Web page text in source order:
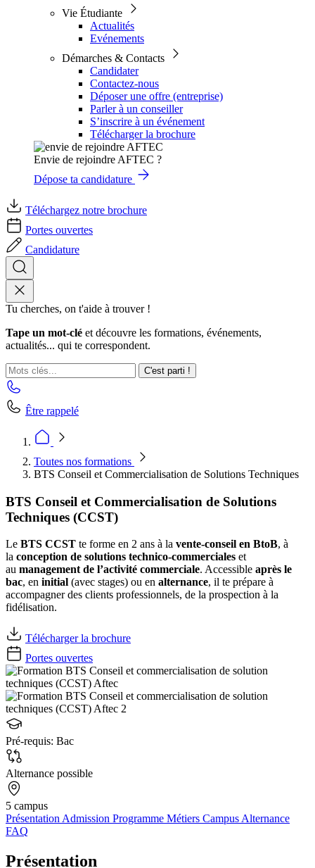
Vie Étudiante
Actualités
Evénements
Démarches & Contacts
Candidater
Contactez-nous
Déposer une offre (entreprise)
Parler à un conseiller
S’inscrire à un événement
Télécharger la brochure
Envie de rejoindre AFTEC ?
Dépose ta candidature
Téléchargez notre brochure
Portes ouvertes
Candidature
Tu cherches, on t'aide à trouver !
Tape un mot-clé et découvre les formations, événements,
actualités... qui te correspondent.
C'est parti !
Être rappelé
Toutes nos formations
BTS Conseil et Commercialisation de Solutions Techniques
BTS Conseil et Commercialisation de Solutions
Techniques (CCST)
Le BTS CCST te forme en 2 ans à la vente-conseil en BtoB, à
la conception de solutions technico-commerciales et
au management de l’activité commerciale. Accessible après le
bac, en initial (avec stages) ou en alternance, il te prépare à
accompagner des clients professionnels, de la prospection à la
fidélisation.
Télécharger la brochure
Portes ouvertes
Pré-requis: Bac
Alternance possible
5 campus
PrésentationAdmission Programme Métiers CampusAlternance
FAQ
Présentation